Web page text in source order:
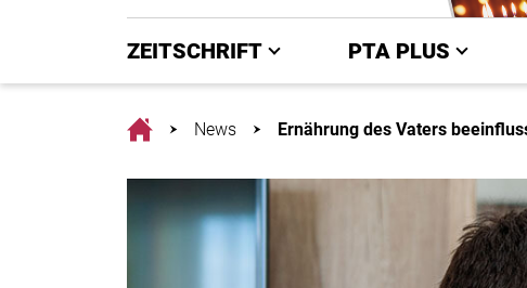
ZEITSCHRIFT PTA PLUS
HomeNews Ernährung des Vaters